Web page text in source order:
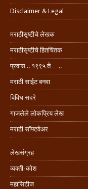
Disclaimer & Legal
मराठीसृष्टीचे लेखक
मराठीसृष्टीचे हितचिंतक
प्रवास .. १९९५ ते …..
मराठी साईट बनवा
विविध सदरे
गाजलेले लोकप्रिय लेख
मराठी सॉफ्टवेअर
लेखसंग्रह
व्यक्ती-कोश
महासिटीज